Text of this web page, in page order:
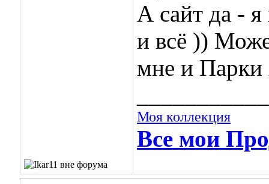
А сайт да - я
и всё ))
мне и Парки
Моя коллекция
Все мои